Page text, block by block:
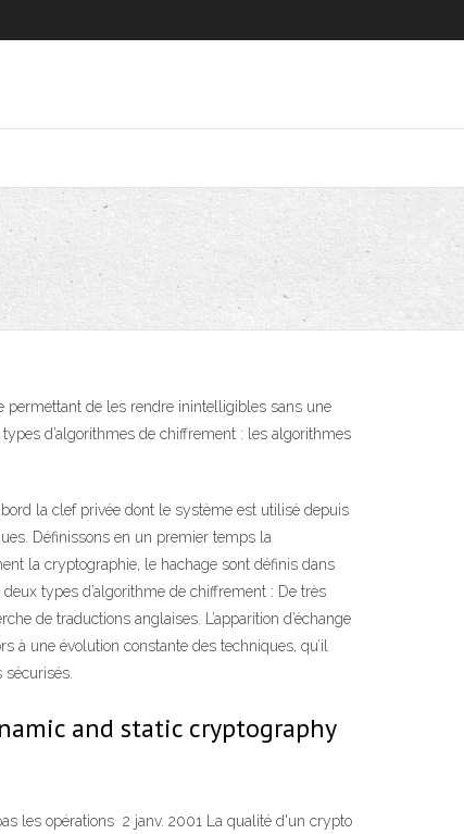
permettant de les rendre inintelligibles sans une
d’algorithmes de chiffrement : les algorithmes
la clef privée dont le système est utilisé depuis
Définissons en un premier temps la
la cryptographie, le hachage sont définis dans
types d’algorithme de chiffrement : De très
de traductions anglaises. L’apparition d’échange
à une évolution constante des techniques, qu’il
and static cryptography
les opérations 2 janv. 2001 La qualité d'un crypto